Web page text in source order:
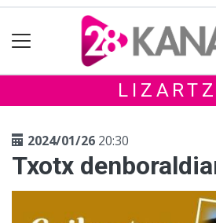
2024/01/26 20:30
Txotx